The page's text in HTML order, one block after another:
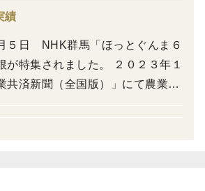
？
大根、その大根たちが漬物に生まれ
個性が引き出す美味しさをぜひ味
績
５日 NHK群馬「ほっとぐんま６
されました。 ２０２３年１
共済新聞（全国版）」にて農業に